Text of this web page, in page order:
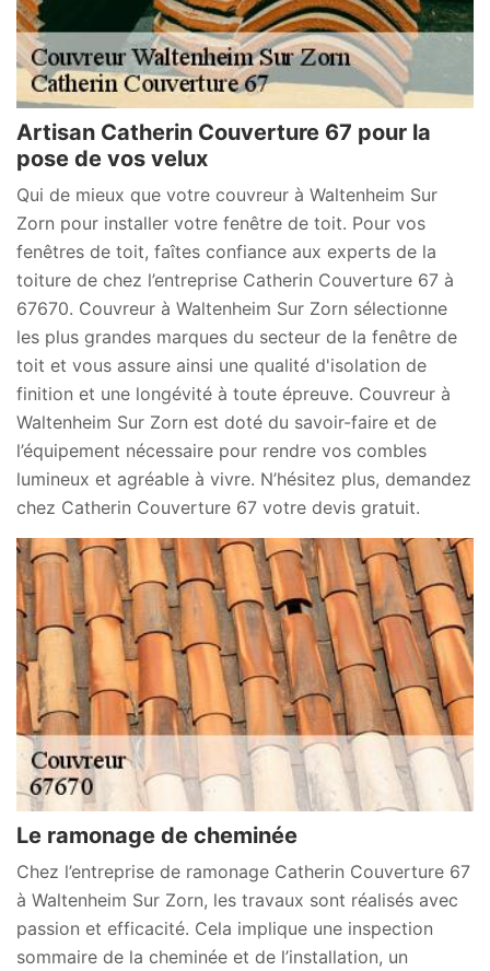
Artisan Catherin Couverture 67 pour la
pose de vos velux
Qui de mieux que votre couvreur à Waltenheim Sur
Zorn pour installer votre fenêtre de toit. Pour vos
fenêtres de toit, faîtes confiance aux experts de la
toiture de chez l’entreprise Catherin Couverture 67 à
67670. Couvreur à Waltenheim Sur Zorn sélectionne
les plus grandes marques du secteur de la fenêtre de
toit et vous assure ainsi une qualité d'isolation de
finition et une longévité à toute épreuve. Couvreur à
Waltenheim Sur Zorn est doté du savoir-faire et de
l’équipement nécessaire pour rendre vos combles
lumineux et agréable à vivre. N’hésitez plus, demandez
chez Catherin Couverture 67 votre devis gratuit.
Le ramonage de cheminée
Chez l’entreprise de ramonage Catherin Couverture 67
à Waltenheim Sur Zorn, les travaux sont réalisés avec
passion et efficacité. Cela implique une inspection
sommaire de la cheminée et de l’installation, un